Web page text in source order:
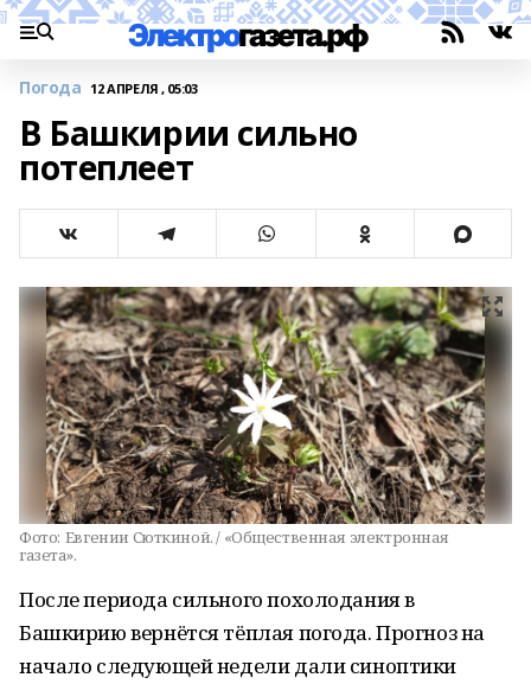
Погода 12 АПРЕЛЯ , 05:03
В Башкирии сильно
потеплеет
Фото: Евгении Сюткиной. / «Общественная электронная
газета».
После периода сильного похолодания в
Башкирию вернётся тёплая погода. Прогноз на
начало следующей недели дали синоптики